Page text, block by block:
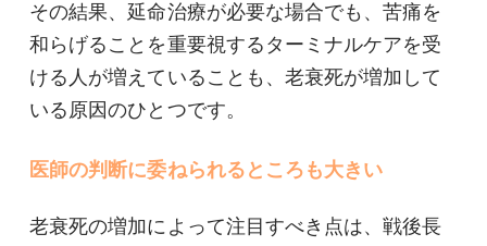
その結果、延命治療が必要な場合でも、苦痛を
和らげることを重要視するターミナルケアを受
ける人が増えていることも、老衰死が増加して
いる原因のひとつです。
医師の判断に委ねられるところも大きい
老衰死の増加によって注目すべき点は、戦後長